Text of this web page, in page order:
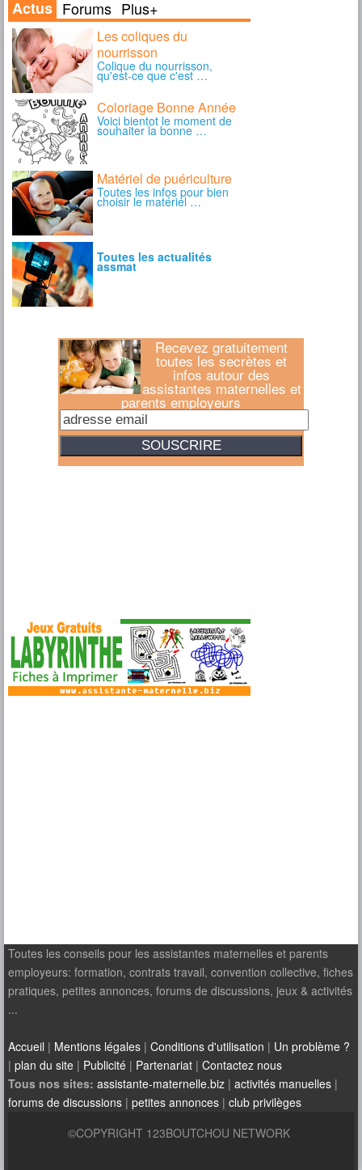
Recevez gratuitement
toutes les secrètes et
infos autour des
assistantes maternelles et
parents employeurs
Toutes les conseils pour les assistantes maternelles et parents
employeurs: formation, contrats travail, convention collective, fiches
pratiques, petites annonces, forums de discussions, jeux & activités
...
Accueil | Mentions légales | Conditions d'utilisation | Un problème ?
| plan du site | Publicité | Partenariat | Contactez nous
Tous nos sites: assistante-maternelle.biz | activités manuelles |
forums de discussions | petites annonces | club privilèges
©COPYRIGHT 123BOUTCHOU NETWORK